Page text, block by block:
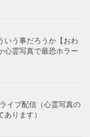
いう事だろうか【おわ
心霊写真で最恐ホラー
イブ配信（心霊写真の
ります）